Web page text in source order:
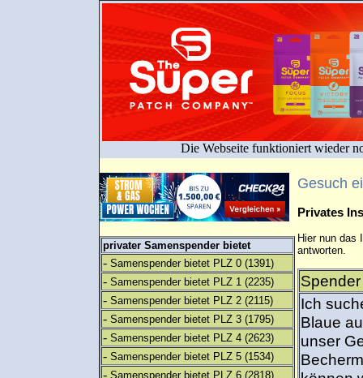
Die Webseite funktioniert wieder
privater Samenspender bietet
- Samenspender bietet PLZ 0 (1391)
- Samenspender bietet PLZ 1 (2235)
- Samenspender bietet PLZ 2 (2115)
- Samenspender bietet PLZ 3 (1795)
- Samenspender bietet PLZ 4 (2623)
- Samenspender bietet PLZ 5 (1534)
- Samenspender bietet PLZ 6 (2818)
Gesuch
Privates
Hier nun das
antworten.
Ich
Blaue
unser